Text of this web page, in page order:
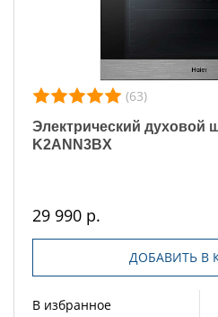
(63)
Электрический духовой
K2ANN3BX
29 990 р.
ДОБАВИТЬ В
В избранное